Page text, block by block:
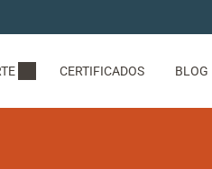
CERTIFICADOS BLOG